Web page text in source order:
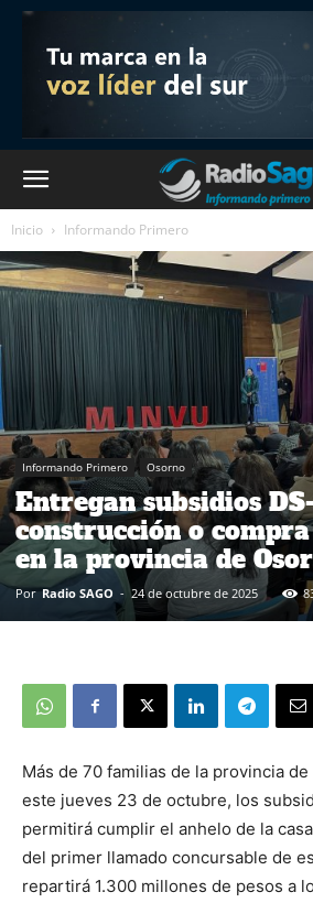
Inicio Informando Primero
Informando Primero Osorno
Entregan subsidios
construcción o
en la provincia de
Por Radio SAGO - 24 de octubre de 2025
Más de 70 familias de la provincia
este jueves 23 de octubre, los
permitirá cumplir el anhelo de la
del primer llamado concursable de
repartirá 1.300 millones de pesos a